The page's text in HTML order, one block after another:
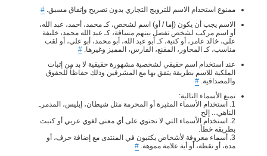
ممنوع استخدام الاسم للترويج التجاري بدون تصريح وإتفاق مسبق. #
الاسم يجب أن يكون (إما / أو) اسم لشخص، كـ محمد، أحمد، عبد الله،
أو اسم مركب لشخص تفصل بينهم مسافة، كـ عبد الله محمد، خليفة
علي، خالد عامر، أو كنية، كـ أبو عبد الله، أبو محمد، أبو علي، أو لقب
مناسب، كـ المحاور، المقنع، الفارس، المميز وغيرها. #
عند استخدام اسم حقيقي لشخصية مشهورة حقيقية لا بد من إثبات
الملكية للاسم بطريقة يتفق بها مع المشرفين وذلك حفاظاً للحقوق
والمصداقية. #
تمنع الأسماء التالية:
1. استخدام الأسماء المثيرة أو المحرمة مثل شيطان، إبليس، المدمرـ
الناهي... إلخ
2. استخدام الأسماء التي لا تحتوي على أي معنى لغوي عربي أو كتبت
بطريقه خطأ.
3. أسماء معروفة لأشخاص يكتبون في المنتدى مع إضافة حرف، أو
مدة، أو نقطة، أو أية علامة مموهة. #